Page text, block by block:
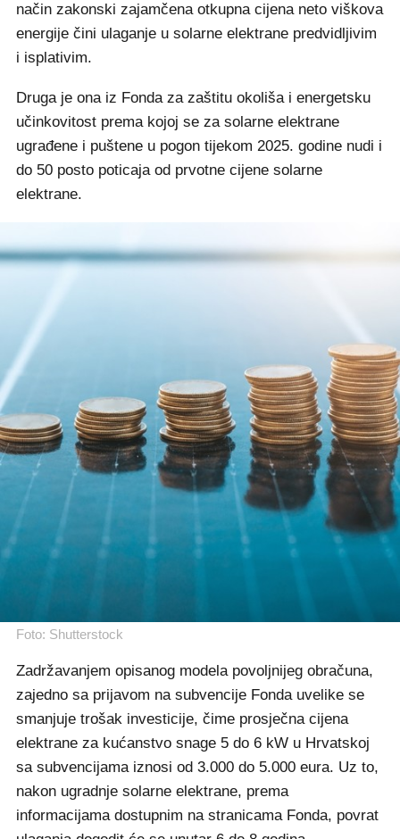
način zakonski zajamčena otkupna cijena neto viškova
energije čini ulaganje u solarne elektrane predvidljivim
i isplativim.
Druga je ona iz Fonda za zaštitu okoliša i energetsku
učinkovitost prema kojoj se za solarne elektrane
ugrađene i puštene u pogon tijekom 2025. godine nudi i
do 50 posto poticaja od prvotne cijene solarne
elektrane.
Foto: Shutterstock
Zadržavanjem opisanog modela povoljnijeg obračuna,
zajedno sa prijavom na subvencije Fonda uvelike se
smanjuje trošak investicije, čime prosječna cijena
elektrane za kućanstvo snage 5 do 6 kW u Hrvatskoj
sa subvencijama iznosi od 3.000 do 5.000 eura. Uz to,
nakon ugradnje solarne elektrane, prema
informacijama dostupnim na stranicama Fonda, povrat